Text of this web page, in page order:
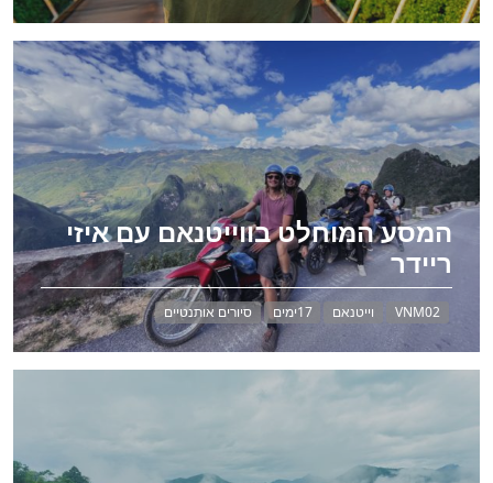
המסע המוחלט בווייטנאם עם איזי
ריידר
VNM02 וייטנאם 17ימים סיורים אותנטיים